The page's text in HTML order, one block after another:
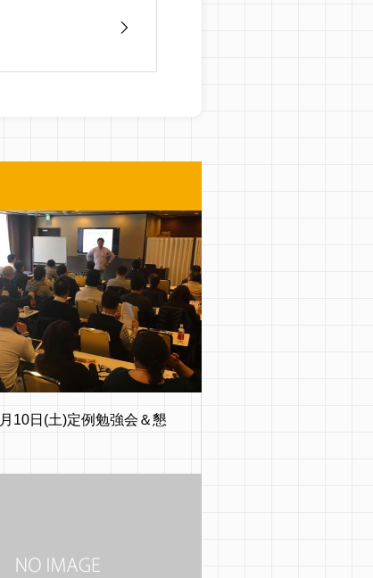
10日(土)定例勉強会＆懇